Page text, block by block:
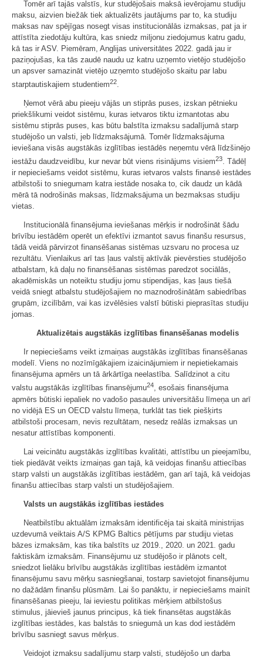
Tomēr arī tajās valstīs, kur studējošais maksā ievērojamu studiju
maksu, aizvien biežāk tiek aktualizēts jautājums par to, ka studiju
maksas nav spējīgas nosegt visas institucionālās izmaksas, pat ja ir
attīstīta ziedotāju kultūra, kas sniedz miljonu ziedojumus katru gadu,
kā tas ir ASV. Piemēram, Anglijas universitātes 2022. gadā jau ir
paziņojušas, ka tās zaudē naudu uz katru uzņemto vietējo studējošo
un apsver samazināt vietējo uzņemto studējošo skaitu par labu
starptautiskajiem studentiem22.
Ņemot vērā abu pieeju vājās un stiprās puses, izskan pētnieku
priekšlikumi veidot sistēmu, kuras ietvaros tiktu izmantotas abu
sistēmu stiprās puses, kas būtu balstīta izmaksu sadalījumā starp
studējošo un valsti, jeb līdzmaksājumā. Tomēr līdzmaksājuma
ieviešana visās augstākās izglītības iestādēs neņemtu vērā līdzšinējo
iestāžu daudzveidību, kur nevar būt viens risinājums visiem23. Tādēļ
ir nepieciešams veidot sistēmu, kuras ietvaros valsts finansē iestādes
atbilstoši to sniegumam katra iestāde nosaka to, cik daudz un kādā
mērā tā nodrošinās maksas, līdzmaksājuma un bezmaksas studiju
vietas.
Institucionālā finansējuma ieviešanas mērķis ir nodrošināt šādu
brīvību iestādēm operēt un efektīvi izmantot savus finanšu resursus,
tādā veidā pārvirzot finansēšanas sistēmas uzsvaru no procesa uz
rezultātu. Vienlaikus arī tas ļaus valstij aktīvāk pievērsties studējošo
atbalstam, kā daļu no finansēšanas sistēmas paredzot sociālās,
akadēmiskās un noteiktu studiju jomu stipendijas, kas ļaus tiešā
veidā sniegt atbalstu studējošajiem no maznodrošinātām sabiedrības
grupām, izcilībām, vai kas izvēlēsies valstī būtiski pieprasītas studiju
jomas.
Aktualizētais augstākās izglītības finansēšanas modelis
Ir nepieciešams veikt izmaiņas augstākās izglītības finansēšanas
modelī. Viens no nozīmīgākajiem izaicinājumiem ir nepietiekamais
finansējuma apmērs un tā ārkārtīga neelastība. Salīdzinot a citu
valstu augstākās izglītības finansējumu24, esošais finansējuma
apmērs būtiski iepaliek no vadošo pasaules universitāšu līmeņa un arī
no vidējā ES un OECD valstu līmeņa, turklāt tas tiek piešķirts
atbilstoši procesam, nevis rezultātam, nesedz reālās izmaksas un
nesatur attīstības komponenti.
Lai veicinātu augstākās izglītības kvalitāti, attīstību un pieejamību,
tiek piedāvāt veikts izmaiņas gan tajā, kā veidojas finanšu attiecības
starp valsti un augstākās izglītības iestādēm, gan arī tajā, kā veidojas
finanšu attiecības starp valsti un studējošajiem.
Valsts un augstākās izglītības iestādes
Neatbilstību aktuālām izmaksām identificēja tai skaitā ministrijas
uzdevumā veiktais A/S KPMG Baltics pētījums par studiju vietas
bāzes izmaksām, kas tika balstīts uz 2019., 2020. un 2021. gadu
faktiskām izmaksām. Finansējumu uz studējošo ir plānots celt,
sniedzot lielāku brīvību augstākās izglītības iestādēm izmantot
finansējumu savu mērķu sasniegšanai, tostarp savietojot finansējumu
no dažādām finanšu plūsmām. Lai šo panāktu, ir nepieciešams mainīt
finansēšanas pieeju, lai ieviestu politikas mērķiem atbilstošus
stimulus, jāievieš jaunus principus, kā tiek finansētas augstākās
izglītības iestādes, kas balstās to sniegumā un kas dod iestādēm
brīvību sasniegt savus mērķus.
Veidojot izmaksu sadalījumu starp valsti, studējošo un darba